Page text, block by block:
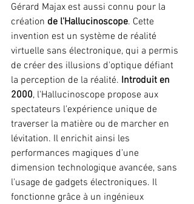
Gérard Majax est aussi connu pour la
création de l'Hallucinoscope. Cette
invention est un système de réalité
virtuelle sans électronique, qui a permis
de créer des illusions d'optique défiant
la perception de la réalité. Introduit en
2000, l'Hallucinoscope propose aux
spectateurs l'expérience unique de
traverser la matière ou de marcher en
lévitation. Il enrichit ainsi les
performances magiques d’une
dimension technologique avancée, sans
l'usage de gadgets électroniques. Il
fonctionne grâce à un ingénieux